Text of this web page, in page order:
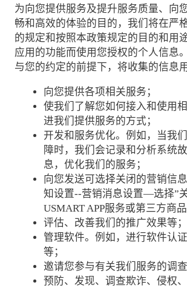
为向您提供服务及提升服务质量、向
畅和高效的体验的目的，我们将在严
的规定和按照本政策规定的目的和用
应用的功能而使用您授权的个人信息
与您的约定的前提下，将收集的信息
向您提供各项相关服务；
使我们了解您如何接入和使用
进我们提供服务的方式；
开发和服务优化。例如，当我
障时，我们会记录和分析系统
息，优化我们的服务；
向您发送可选择关闭的营销信
知设置--营销消息设置—选择”
USMART APP服务或第三方商品
评估、改善我们的推广效果等；
管理软件。例如，进行软件认
等；
邀请您参与有关我们服务的调查
预防、发现、调查欺诈、侵权